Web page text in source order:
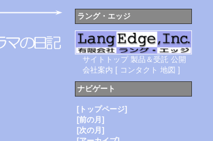
ラング・エッジ
サイトトップ 製品＆受託 公開
会社案内 [ コンタクト 地図 ]
ナビゲート
[トップページ]
[前の月]
[次の月]